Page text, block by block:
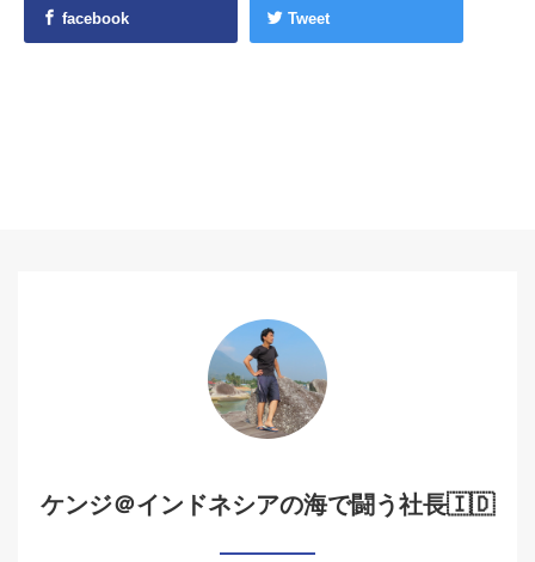
facebook Tweet
ケンジ＠インドネシアの海で闘う社長🇮🇩